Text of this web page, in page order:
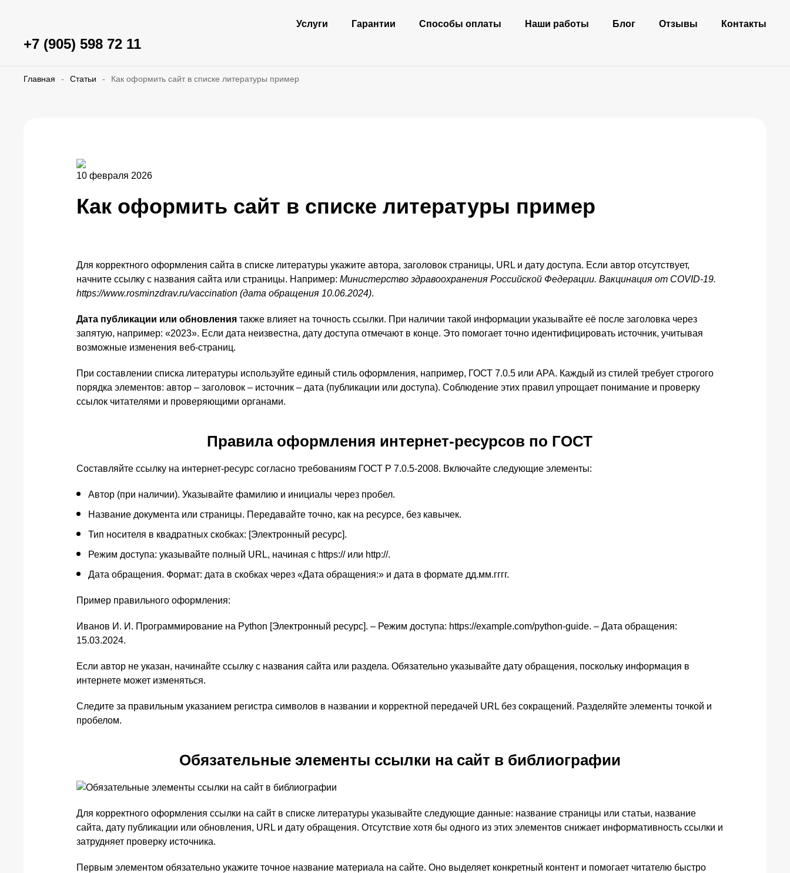
Услуги Гарантии Способы оплаты Наши работы Блог Отзывы Контакты
+7 (905) 598 72 11
Главная - Статьи - Как оформить сайт в списке литературы пример
10 февраля 2026
Как оформить сайт в списке литературы пример
Для корректного оформления сайта в списке литературы укажите автора, заголовок страницы, URL и дату доступа. Если автор отсутствует,
начните ссылку с названия сайта или страницы. Например: Министерство здравоохранения Российской Федерации. Вакцинация от COVID-19.
https://www.rosminzdrav.ru/vaccination (дата обращения 10.06.2024).
Дата публикации или обновления также влияет на точность ссылки. При наличии такой информации указывайте её после заголовка через
запятую, например: «2023». Если дата неизвестна, дату доступа отмечают в конце. Это помогает точно идентифицировать источник, учитывая
возможные изменения веб-страниц.
При составлении списка литературы используйте единый стиль оформления, например, ГОСТ 7.0.5 или APA. Каждый из стилей требует строгого
порядка элементов: автор – заголовок – источник – дата (публикации или доступа). Соблюдение этих правил упрощает понимание и проверку
ссылок читателями и проверяющими органами.
Правила оформления интернет-ресурсов по ГОСТ
Составляйте ссылку на интернет-ресурс согласно требованиям ГОСТ Р 7.0.5-2008. Включайте следующие элементы:
Автор (при наличии). Указывайте фамилию и инициалы через пробел.
Название документа или страницы. Передавайте точно, как на ресурсе, без кавычек.
Тип носителя в квадратных скобках: [Электронный ресурс].
Режим доступа: указывайте полный URL, начиная с https:// или http://.
Дата обращения. Формат: дата в скобках через «Дата обращения:» и дата в формате дд.мм.гггг.
Пример правильного оформления:
Иванов И. И. Программирование на Python [Электронный ресурс]. – Режим доступа: https://example.com/python-guide. – Дата обращения:
15.03.2024.
Если автор не указан, начинайте ссылку с названия сайта или раздела. Обязательно указывайте дату обращения, поскольку информация в
интернете может изменяться.
Следите за правильным указанием регистра символов в названии и корректной передачей URL без сокращений. Разделяйте элементы точкой и
пробелом.
Обязательные элементы ссылки на сайт в библиографии
Для корректного оформления ссылки на сайт в списке литературы указывайте следующие данные: название страницы или статьи, название
сайта, дату публикации или обновления, URL и дату обращения. Отсутствие хотя бы одного из этих элементов снижает информативность ссылки и
затрудняет проверку источника.
Первым элементом обязательно укажите точное название материала на сайте. Оно выделяет конкретный контент и помогает читателю быстро